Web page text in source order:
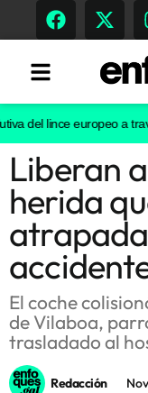
Tendencias
Memoria Histórica
Gastronomía
Escenarios
del lince europeo a
Liberan
herida
El coche
de Vilaboa,
trasladado al
Redacción